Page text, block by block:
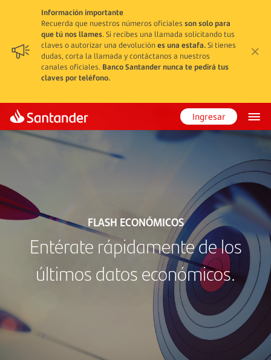
Información importante
Recuerda que nuestros números oficiales son solo para
que tú nos llames. Si recibes una llamada solicitando tus
claves o autorizar una devoluciónes una estafa.Si tienes
dudas, corta la llamada y contáctanos a nuestros
canales oficiales. Banco Santander nunca te pedirá tus
claves por teléfono.
Ingresar
FLASH ECONÓMICOS
Entérate rápidamente de los
últimos datos económicos.